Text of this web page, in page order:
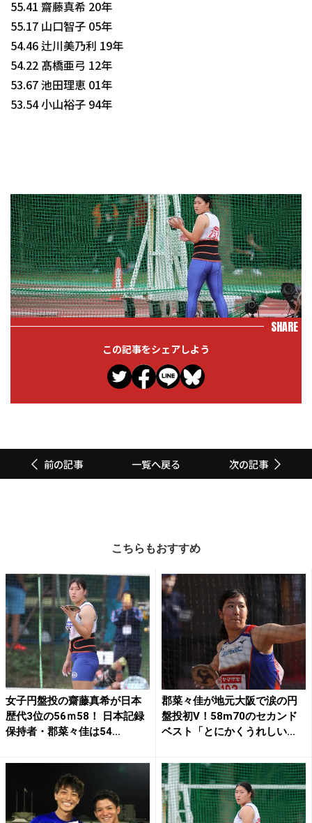
55.41 齋藤真希 20年
55.17 山口智子 05年
54.46 辻川美乃利 19年
54.22 髙橋亜弓 12年
53.67 池田理恵 01年
53.54 小山裕子 94年
SHARE
この記事をシェアしよう
前の記事 一覧へ戻る 次の記事
こちらもおすすめ
女子円盤投の齋藤真希が日本
歴代3位の56ｍ58！ 日本記録
保持者・郡菜々佳は54...
郡菜々佳が地元大阪で涙の円
盤投初V！58m70のセカンド
ベスト「とにかくうれしい...